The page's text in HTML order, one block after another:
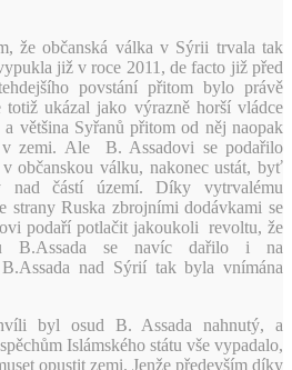
že občanská válka v Sýrii trvala tak
již v roce 2011, de facto již před
povstání přitom bylo právě
totiž ukázal jako výrazně horší vládce
většina Syřanů přitom od něj naopak
v zemi. Ale B. Assadovi se podařilo
občanskou válku, nakonec ustát, byť
částí území. Díky vytrvalému
strany Ruska zbrojními dodávkami se
podaří potlačit jakoukoli revoltu, že
B.Assada se navíc dařilo i na
nad Sýrií tak byla vnímána
byl osud B. Assada nahnutý, a
Islámského státu vše vypadalo,
opustit zemi. Jenže především díky